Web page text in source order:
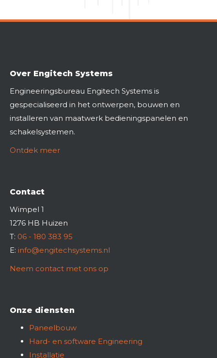
Over Engitech Systems
Engineeringsbureau Engitech Systems is
gespecialiseerd in het ontwerpen, bouwen en
installeren van maatwerk bedieningspanelen en
schakelsystemen.
Ontdek meer
Contact
Wimpel 1
1276 HB Huizen
T: 06 - 180 383 95
E: info@engitechsystems.nl
Neem contact met ons op
Onze diensten
Paneelbouw
Hard- en software Engineering
Installatie